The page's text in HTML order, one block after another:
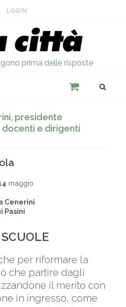
LOGIN
prima delle risposte
presidente
e dirigenti
maggio
Cenerini
Pasini
per riformare la
che partire dagli
il merito con
in ingresso, come